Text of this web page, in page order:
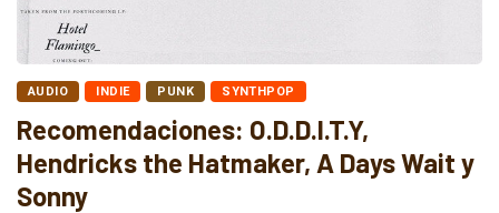
AUDIO INDIE PUNK SYNTHPOP
Recomendaciones: O.D.D.I.T.Y,
Hendricks the Hatmaker, A Days Wait y
Sonny